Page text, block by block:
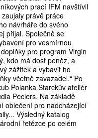
prací IFM navštívil
právě práce
návrháře do svého
přijal. Společně se
pro vesmírnou
pro program Virgin
kdo má dost peněz, a
zážitek a vybavit ho
včetně zavazadel.“ Po
Polanka Starckův ateliér
Peclers. Na základě
oblečení pro nadcházející
Výsledný katalog
řetězce po celém